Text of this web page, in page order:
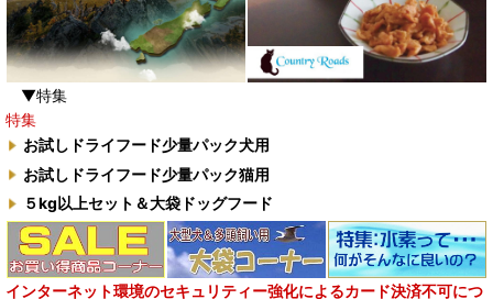
▼特集
特集
お試しドライフード少量パック犬用
お試しドライフード少量パック猫用
５kg以上セット＆大袋ドッグフード
インターネット環境のセキュリティー強化によるカード決済不可につ